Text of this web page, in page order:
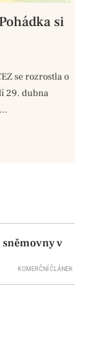
si
se rozrostla o
29. dubna
v
KOMERČNÍ ČLÁNEK